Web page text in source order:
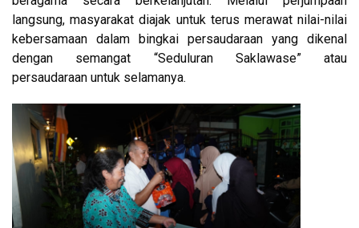
langsung, masyarakat diajak untuk terus merawat nilai-nilai
kebersamaan dalam bingkai persaudaraan yang dikenal
dengan semangat “Seduluran Saklawase” atau
persaudaraan untuk selamanya.